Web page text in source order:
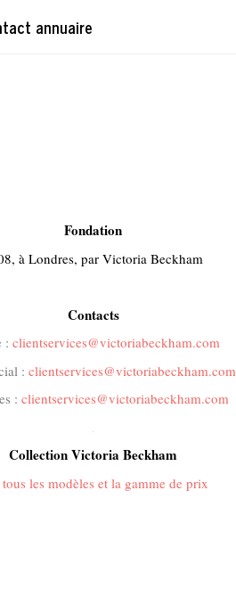
annuaire
Fondation
à Londres, par Victoria Beckham
Contacts
: clientservices@victoriabeckham.com
: clientservices@victoriabeckham.com
: clientservices@victoriabeckham.com
Collection Victoria Beckham
les modèles et la gamme de prix